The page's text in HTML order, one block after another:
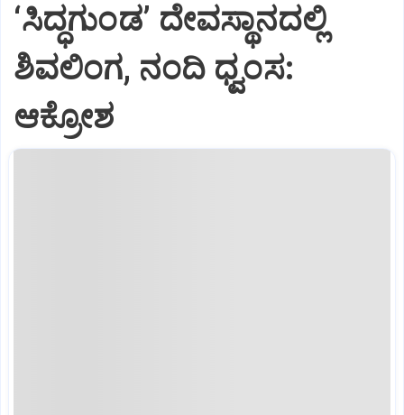
‘ಸಿದ್ಧಗುಂಡ’ ದೇವಸ್ಥಾನದಲ್ಲಿ
ಶಿವಲಿಂಗ, ನಂದಿ ಧ್ವಂಸ:
ಆಕ್ರೋಶ